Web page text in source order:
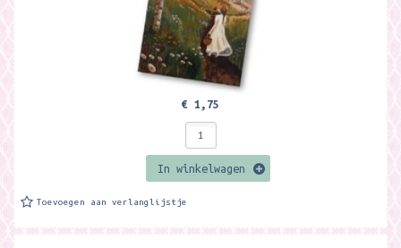
€ 1,75
In winkelwagen
Toevoegen aan verlanglijstje